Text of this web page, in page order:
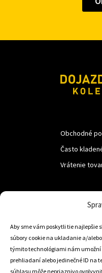
Aby sme vám poskytli tie najlepšie
súbory cookie na ukladanie a/
týmito technológiami nám umožní
prehliadaní alebo jedinečné ID na
súhlasu môže nepriaznivo
Obchodné
Často
Vrátenie
Trstená 02801